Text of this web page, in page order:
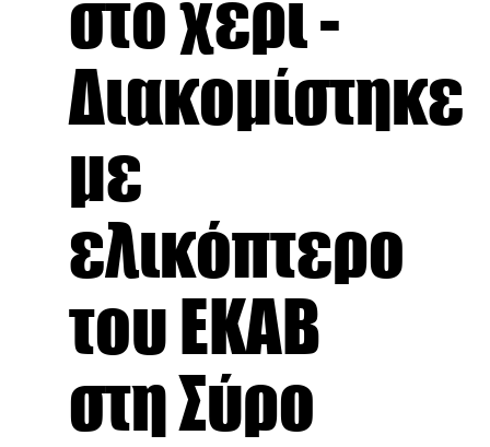
στο χέρι -
Διακομίστηκε
με
ελικόπτερο
του ΕΚΑΒ
στη Σύρο